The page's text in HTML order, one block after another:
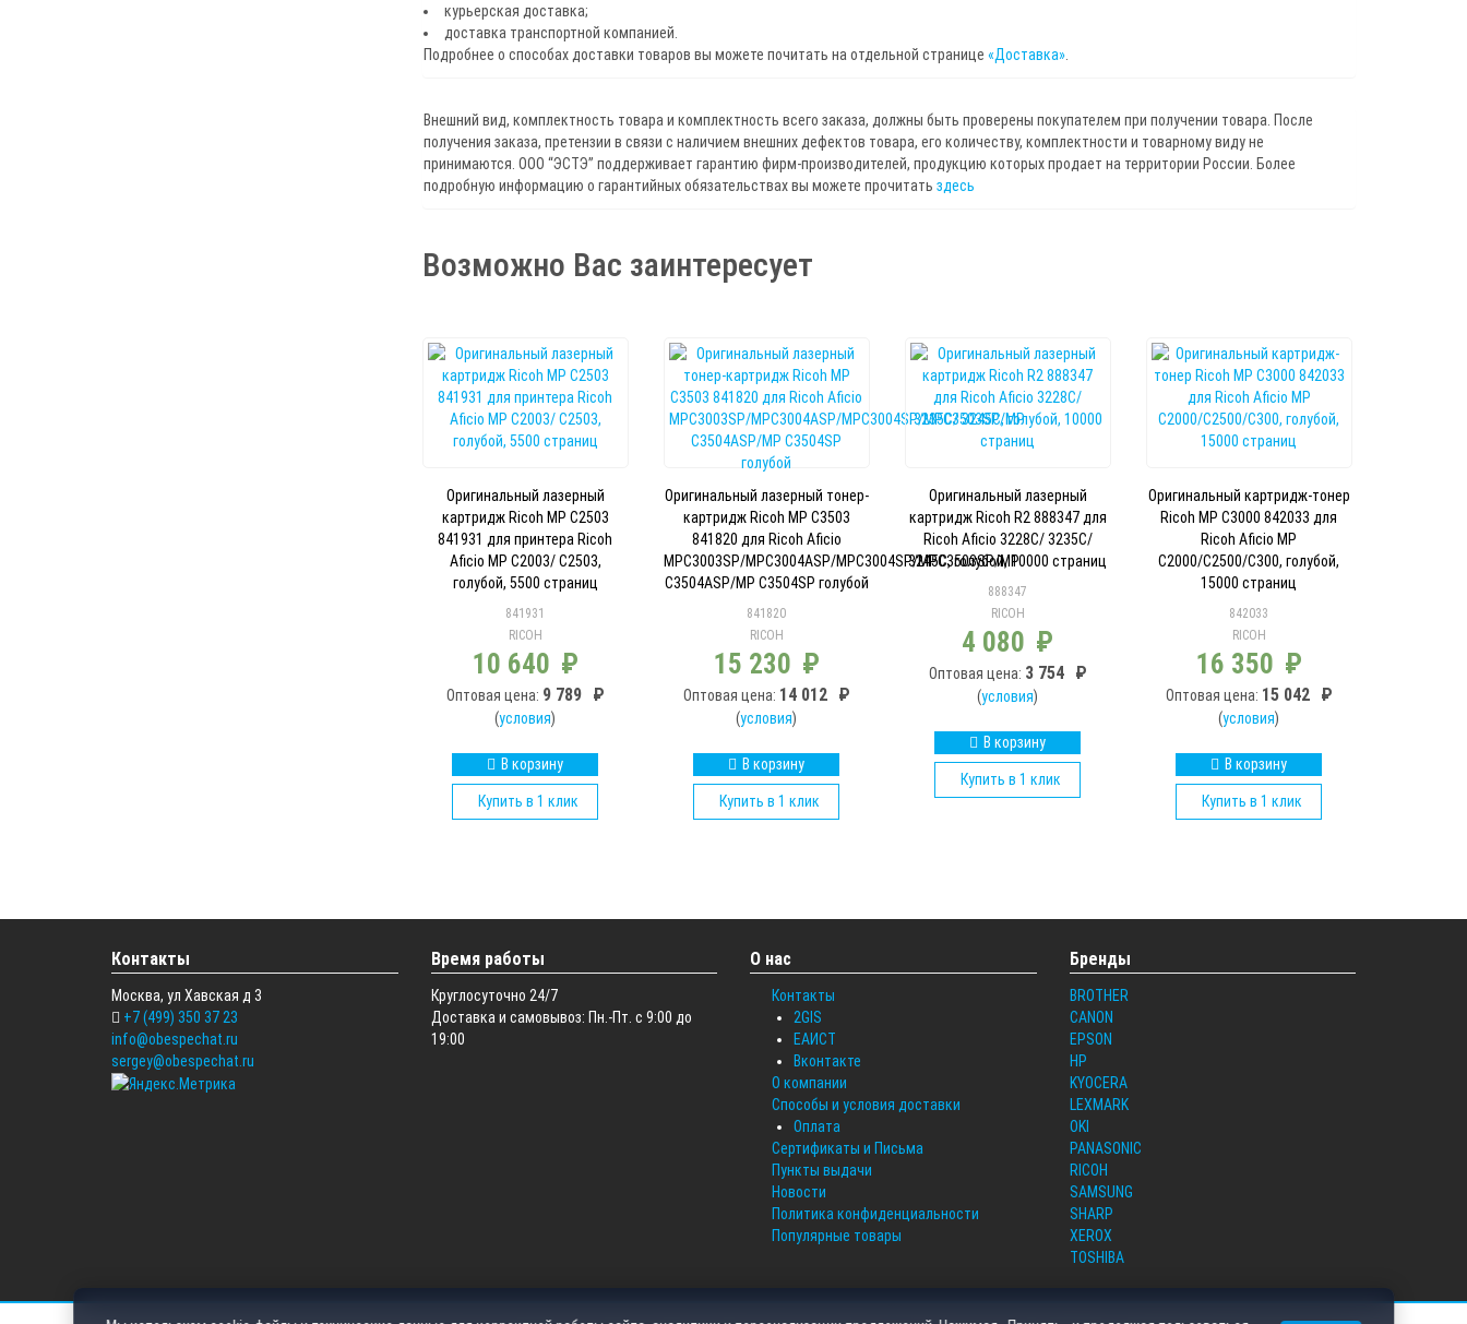
курьерская доставка;
доставка транспортной компанией.
Подробнее о способах доставки товаров вы можете почитать на отдельной странице «Доставка»
Внешний вид, комплектность товара и комплектность всего заказа, должны быть проверены покупателем при получении товара. После
получения заказа, претензии в связи с наличием внешних дефектов товара, его количеству, комплектности и товарному виду не
принимаются. ООО “ЭСТЭ” поддерживает гарантию фирм-производителей, продукцию которых продает на территории России. Более
подробную информацию о гарантийных обязательствах вы можете прочитать здесь
Возможно Вас заинтересует
Оригинальный лазерный
картридж Ricoh MP C2503
841931 для принтера Ricoh
Aficio MP C2003/ C2503,
голубой, 5500 страниц
841931
RICOH
10 640 ₽
Оптовая цена: 9 789 ₽
(условия)
В корзину
Купить в 1 клик
Оригинальный лазерный тонер-
картридж Ricoh MP C3503
841820 для Ricoh Aficio
MPC3003SP/MPC3004ASP/MPC3004SP/MPC3503SP/MP
C3504ASP/MP C3504SP голубой
841820
RICOH
15 230 ₽
Оптовая цена: 14 012 ₽
(условия)
В корзину
Купить в 1 клик
Оригинальный лазерный
картридж Ricoh R2 888347 для
Ricoh Aficio 3228C/ 3235C/
3245C, голубой, 10000 страниц
888347
RICOH
4 080 ₽
Оптовая цена: 3 754 ₽
(условия)
В корзину
Купить в 1 клик
Оригинальный картридж-тонер
Ricoh MP C3000 842033 для
Ricoh Aficio MP
C2000/C2500/C300, голубой,
15000 страниц
842033
RICOH
16 350 ₽
Оптовая цена: 15 042 ₽
(условия)
В корзину
Купить в 1 клик
Контакты
Москва, ул Хавская д 3
+7 (499) 350 37 23
info@obespechat.ru
sergey@obespechat.ru
Время работы
Круглосуточно 24/7
Доставка и самовывоз: Пн.-Пт. с 9:00 до
19:00
О нас
Контакты
2GIS
ЕАИСТ
Вконтакте
О компании
Способы и условия доставки
Оплата
Сертификаты и Письма
Пункты выдачи
Новости
Политика конфиденциальности
Популярные товары
Бренды
BROTHER
CANON
EPSON
HP
KYOCERA
LEXMARK
OKI
PANASONIC
RICOH
SAMSUNG
SHARP
XEROX
TOSHIBA